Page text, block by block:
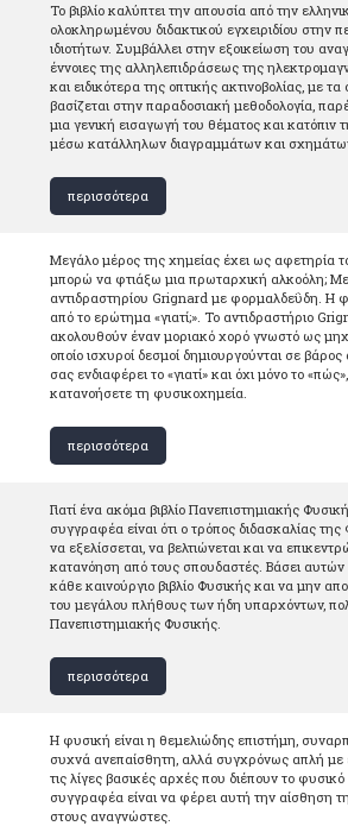
Το βιβλίο καλύπτει την απουσία από την
ολοκληρωμένου διδακτικού εγχειριδίου στην
ιδιοτήτων. Συμβάλλει στην εξοικείωση του
έννοιες της αλληλεπιδράσεως της
και ειδικότερα της οπτικής ακτινοβολίας, με
βασίζεται στην παραδοσιακή μεθοδολογία,
μια γενική εισαγωγή του θέματος και
μέσω κατάλληλων διαγραμμάτων και
περισσότερα
Μεγάλο μέρος της χημείας έχει ως αφετηρία
μπορώ να φτιάξω μια πρωταρχική αλκοόλη;
αντιδραστηρίου Grignard με φορμαλδεΰδη. Η
από το ερώτημα «γιατί;». Το αντιδραστήριο
ακολουθούν έναν μοριακό χορό γνωστό ως
οποίο ισχυροί δεσμοί δημιουργούνται σε
σας ενδιαφέρει το «γιατί» και όχι μόνο το
κατανοήσετε τη φυσικοχημεία.
περισσότερα
Γιατί ένα ακόμα βιβλίο Πανεπιστημιακής
συγγραφέα είναι ότι ο τρόπος διδασκαλίας
να εξελίσσεται, να βελτιώνεται και να
κατανόηση από τους σπουδαστές. Βάσει
κάθε καινούργιο βιβλίο Φυσικής και να μην
του μεγάλου πλήθους των ήδη υπαρχόντων,
Πανεπιστημιακής Φυσικής.
περισσότερα
Η φυσική είναι η θεμελιώδης επιστήμη,
συχνά ανεπαίσθητη, αλλά συγχρόνως απλή με
τις λίγες βασικές αρχές που διέπουν το
συγγραφέα είναι να φέρει αυτή την αίσθηση
στους αναγνώστες.